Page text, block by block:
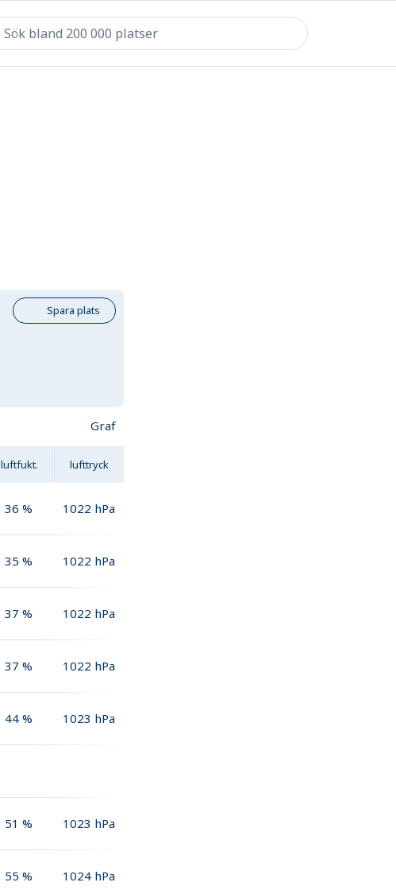
Spara plats
Graf
luftfukt. lufttryck
36 % 1022 hPa
35 % 1022 hPa
37 % 1022 hPa
37 % 1022 hPa
44 % 1023 hPa
51 % 1023 hPa
55 % 1024 hPa